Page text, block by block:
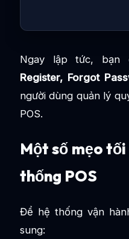
Ngay lập tức,
Register, Forgot
người dùng quản lý
POS.
Một số mẹo
thống POS
Để hệ thống vận
sung: